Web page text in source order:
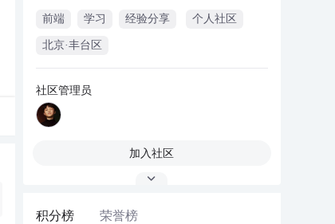
前端 学习 经验分享 个人社区
北京·丰台区
社区管理员
加入社区
积分榜 荣誉榜